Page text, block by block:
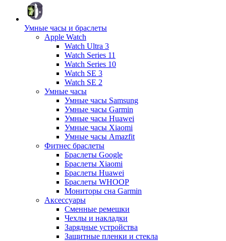
Умные часы и браслеты
Apple Watch
Watch Ultra 3
Watch Series 11
Watch Series 10
Watch SE 3
Watch SE 2
Умные часы
Умные часы Samsung
Умные часы Garmin
Умные часы Huawei
Умные часы Xiaomi
Умные часы Amazfit
Фитнес браслеты
Браслеты Google
Браслеты Xiaomi
Браслеты Huawei
Браслеты WHOOP
Мониторы сна Garmin
Аксессуары
Сменные ремешки
Чехлы и накладки
Зарядные устройства
Защитные пленки и стекла